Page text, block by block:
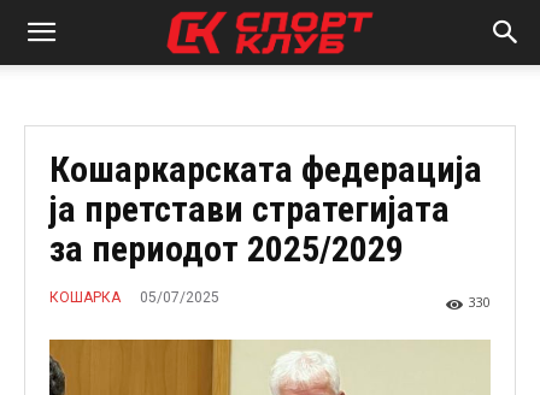
Кошаркарската федерација
ја претстави стратегијата
за периодот 2025/2029
КОШАРКА 05/07/2025 330